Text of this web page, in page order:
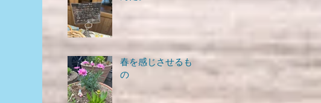
春を感じさせるも
の